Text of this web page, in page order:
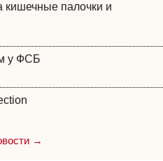
кишечные палочки и
у ФСБ
→